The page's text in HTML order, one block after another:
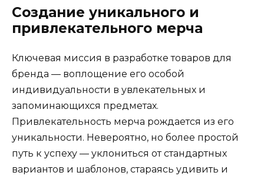
Создание уникального и
привлекательного мерча
Ключевая миссия в разработке товаров для
бренда — воплощение его особой
индивидуальности в увлекательных и
запоминающихся предметах.
Привлекательность мерча рождается из его
уникальности. Невероятно, но более простой
путь к успеху — уклониться от стандартных
вариантов и шаблонов, стараясь удивить и